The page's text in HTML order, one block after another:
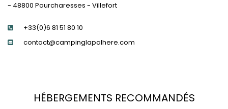
- 48800 Pourcharesses - Villefort
+33(0)6 81 51 80 10
contact@campinglapalhere.com
HÉBERGEMENTS RECOMMANDÉS